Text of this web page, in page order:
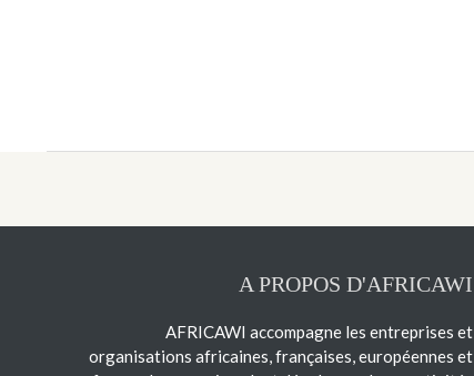
A PROPOS D'AFRICAWI
AFRICAWI accompagne les entreprises et
organisations africaines, françaises, européennes et